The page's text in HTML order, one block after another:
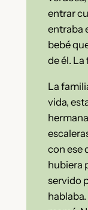
entrar
entraba
bebé
de él. La
La
vida,
con ese
hubiera
servido
hablaba.